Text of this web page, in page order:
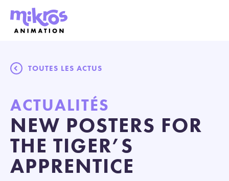
TOUTES LES ACTUS
ACTUALITÉS
NEW POSTERS FOR
THE TIGER’S
APPRENTICE